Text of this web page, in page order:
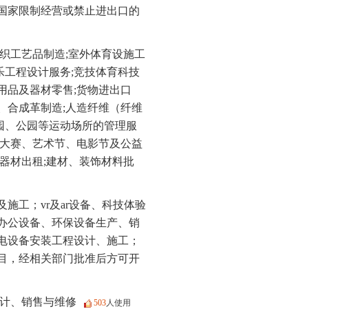
家限制经营或禁止进出口的
工艺品制造;室外体育设施工
程设计服务;竞技体育科技
品及器材零售;货物进出口
合成革制造;人造纤维（纤维
公园等运动场所的管理服
赛、艺术节、电影节及公益
材出租;建材、装饰材料批
施工；vr及ar设备、科技体验
公设备、环保设备生产、销
备安装工程设计、施工；
，经相关部门批准后方可开
、销售与维修 503 人使用